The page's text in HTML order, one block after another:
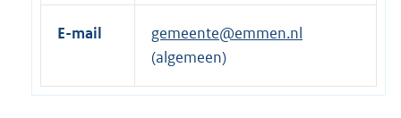
r
e
E-mail
gemeente@emmen.nl
(algemeen)